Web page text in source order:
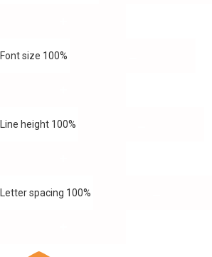
Font size 100%
Line height 100%
Letter spacing 100%